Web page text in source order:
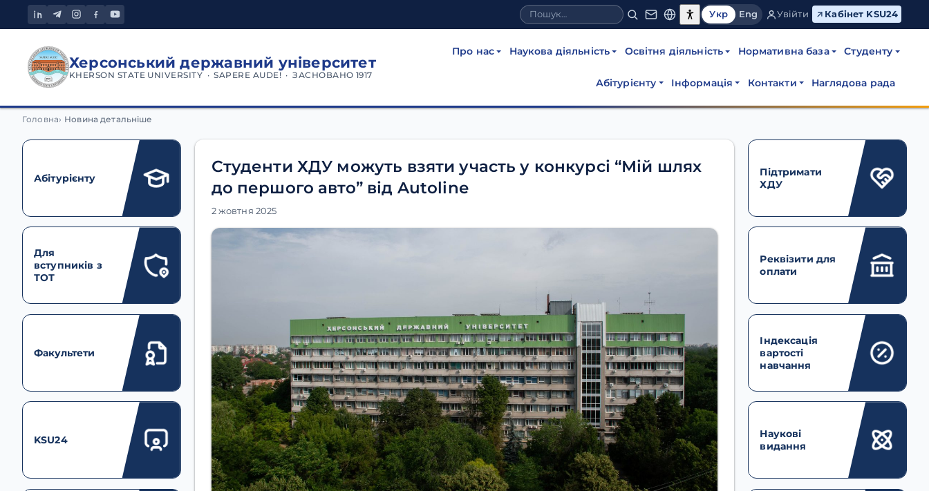
Укр Eng Увійти Кабінет KSU24
Херсонський державний університет
KHERSON STATE UNIVERSITY · SAPERE AUDE! · ЗАСНОВАНО 1917
Про нас Наукова діяльність Освітня діяльність Нормативна база Студенту
Абітурієнту Інформація Контакти Наглядова рада
Головна Новина детальніше
Абітурієнту
Для
вступників з
ТОТ
Факультети
KSU24
Студенти ХДУ можуть взяти участь у конкурсі “Мій шлях
до першого авто” від Autoline
2 жовтня 2025
Підтримати
ХДУ
Реквізити для
оплати
Індексація
вартості
навчання
Наукові
видання